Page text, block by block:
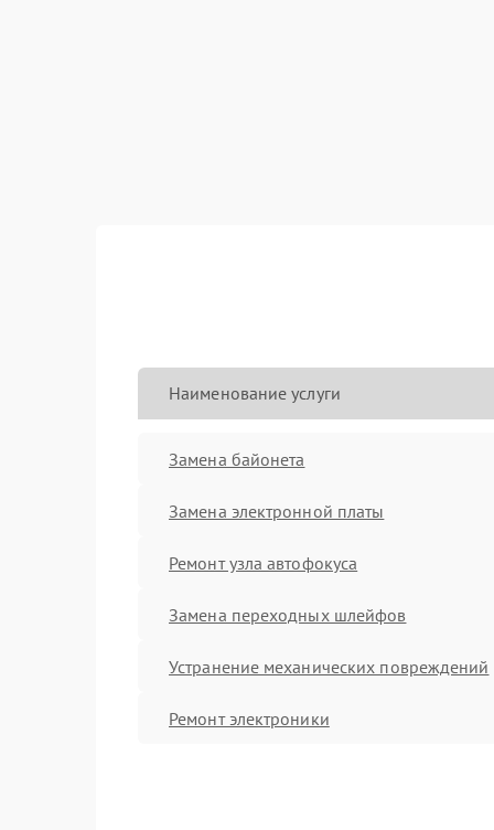
Наименование услуги
Замена байонета
Замена электронной платы
Ремонт узла автофокуса
Замена переходных шлейфов
Устранение механических повреждений
Ремонт электроники